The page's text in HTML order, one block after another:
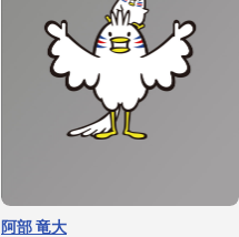
阿部 竜大